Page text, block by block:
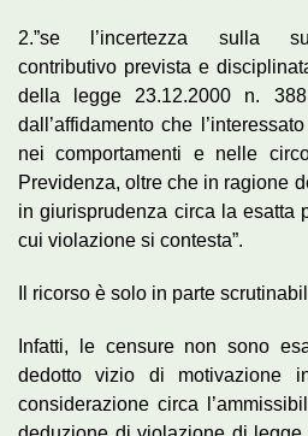
2.”se l’incertezza sulla
contributivo prevista e
della legge 23.12.2000 n.
dall’affidamento che
nei comportamenti e nelle
Previdenza, oltre che in ragione
in giurisprudenza circa la esatta
cui violazione si contesta”.
Il ricorso è solo in parte
Infatti, le censure non sono
dedotto vizio di motivazione
considerazione circa